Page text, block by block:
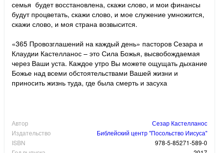
семья будет восстановлена, скажи слово, и мои финансы
будут процветать, скажи слово, и мое служение умножится,
скажи слово, и моя страна возвысится.
«365 Провозглашений на каждый день» пасторов Сезара и
Клаудии Кастелланос – это Сила Божья, высвобождаемая
через Ваши уста. Каждое утро Вы можете ощущать дыхание
Божье над всеми обстоятельствами Вашей жизни и
приносить жизнь туда, где была смерть и засуха
Автор
Сезар Кастелланос
Издательство
Библейский центр "Посольство Иисуса"
ISBN
978-5-85271-589-0